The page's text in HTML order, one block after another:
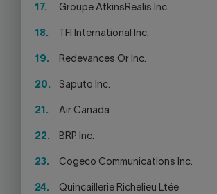
Groupe AtkinsRealis Inc.
TFI International Inc.
Redevances Or Inc.
Saputo Inc.
Air Canada
BRP Inc.
Cogeco Communications Inc.
Quincaillerie Richelieu Ltée